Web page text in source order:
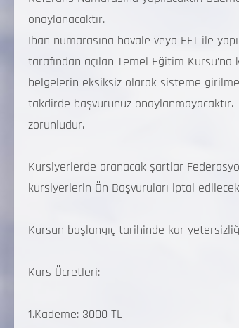
onaylanacaktır.
Iban numarasına havale veya EFT ile
tarafından açılan Temel Eğitim
belgelerin eksiksiz olarak sisteme
takdirde başvurunuz
zorunludur.
Kursiyerlerde aranacak şartlar
kursiyerlerin Ön Başvuruları iptal
Kursun başlangıç tarihinde kar
Kurs Ücretleri:
1.Kademe: 3000 TL